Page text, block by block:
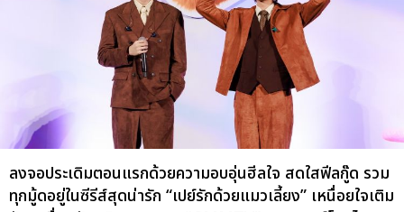
ลงจอประเดิมตอนแรกด้วยความอบอุ่นฮีลใจ สดใสฟีลกู๊ด รวม
ทุกมู้ดอยู่ในซีรีส์สุดน่ารัก “เปย์รักด้วยแมวเลี้ยง” เหนื่อยใจเติม